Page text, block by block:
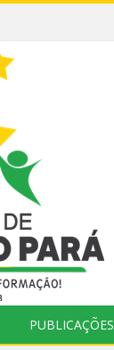
PUBLICAÇÕES